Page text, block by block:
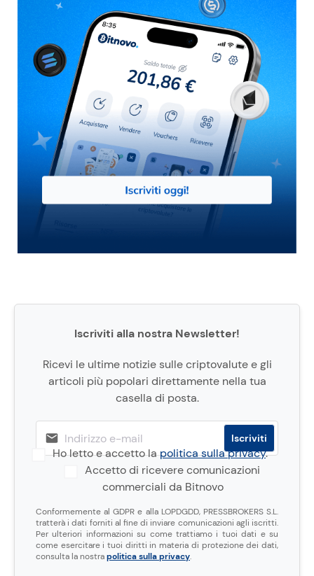
Iscriviti alla nostra Newsletter!
Ricevi le ultime notizie sulle criptovalute e gli
articoli più popolari direttamente nella tua
casella di posta.
Ho letto e accetto lapolitica sulla privacy.
Accetto di ricevere comunicazioni
commerciali da Bitnovo
Conformemente al GDPR e alla LOPDGDD, PRESSBROKERS S.L.
tratterà i dati forniti al fine di inviare comunicazioni agli iscritti.
Per ulteriori informazioni su come trattiamo i tuoi dati e su
come esercitare i tuoi diritti in materia di protezione dei dati,
consulta la nostrapolitica sulla privacy.